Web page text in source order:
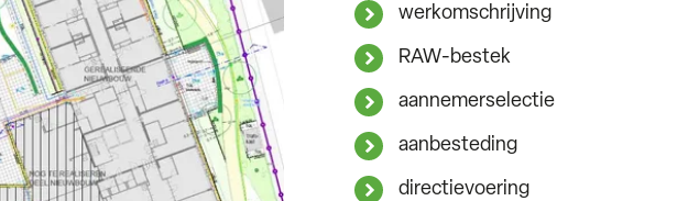
werkomschrijving
RAW-bestek
aannemerselectie
aanbesteding
directievoering